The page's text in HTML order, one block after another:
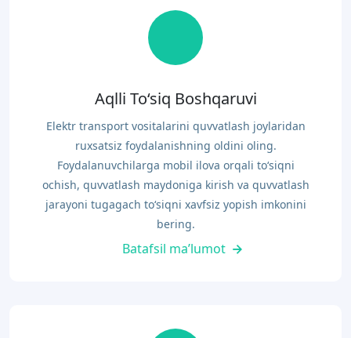
Aqlli To‘siq Boshqaruvi
Elektr transport vositalarini quvvatlash joylaridan
ruxsatsiz foydalanishning oldini oling.
Foydalanuvchilarga mobil ilova orqali to‘siqni
ochish, quvvatlash maydoniga kirish va quvvatlash
jarayoni tugagach to‘siqni xavfsiz yopish imkonini
bering.
Batafsil ma’lumot